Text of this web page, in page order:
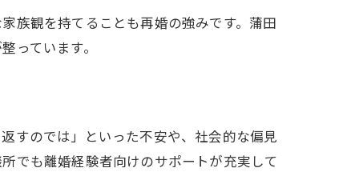
族観を持てることも再婚の強みです。蒲田
っています。
すのでは」といった不安や、社会的な偏見
でも離婚経験者向けのサポートが充実して